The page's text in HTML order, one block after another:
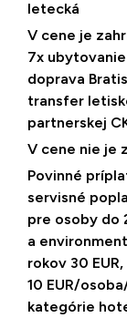
letecká
V cene je
7x
doprava
transfer
partnerskej
V cene nie je
Povinné
servisné
pre osoby do
a
rokov 30
10 EUR/
kategórie